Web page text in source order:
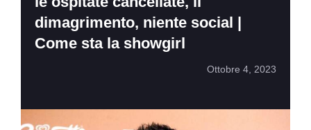
dimagrimento, niente social |
Come sta la showgirl
Ottobre 4, 2023